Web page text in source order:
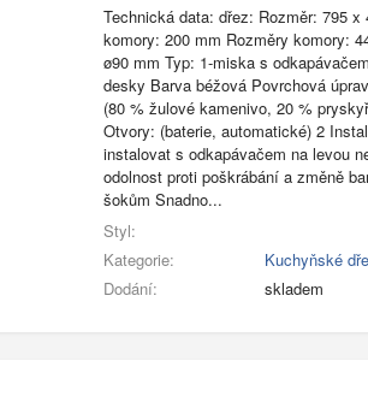
Technická data: dřez: Rozměr: 795
komory: 200 mm Rozměry komory:
ø90 mm Typ: 1-miska s
desky Barva béžová Povrchová
(80 % žulové kamenivo, 20 %
Otvory: (baterie, automatické) 2
instalovat s odkapávačem na levou
odolnost proti poškrábání a změně
šokům Snadno...
Styl:
Kategorie:
Kuchyňské
Dodání:
skladem